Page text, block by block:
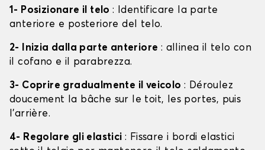
1- Posizionare il telo: Identificare la parte
anteriore e posteriore del telo.
2- Inizia dalla parte anteriore : allinea il telo con
il cofano e il parabrezza.
3- Coprire gradualmente il veicolo : Déroulez
doucement la bâche sur le toit, les portes, puis
l'arrière.
4- Regolare gli elastici : Fissare i bordi elastici